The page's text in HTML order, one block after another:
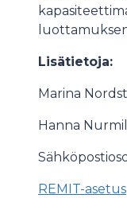
Lisätietoja:
Marina
Hanna
REMIT-asetus